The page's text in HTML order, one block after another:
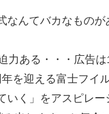
んてバカなものが
力ある・・・広告
を迎える富士フイル
いく」をアスピレ